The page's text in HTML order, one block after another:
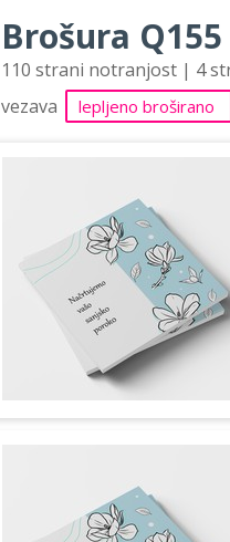
Brošura
110 strani notranjost | 4
vezava
lepljeno broširano